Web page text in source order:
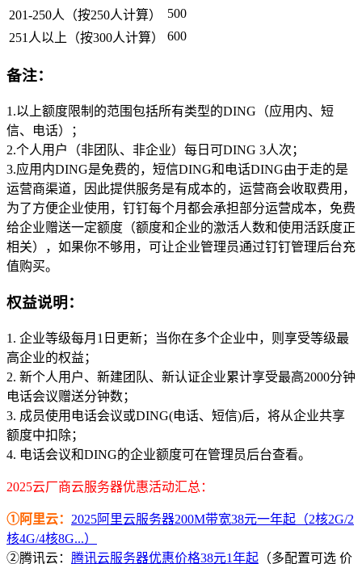
201-250人（按250人计算）
500
251人以上（按300人计算）
600
备注：
1.以上额度限制的范围包括所有类型的DING（应用内、短
信、电话）；
2.个人用户（非团队、非企业）每日可DING 3人次；
3.应用内DING是免费的，短信DING和电话DING由于走的是
运营商渠道，因此提供服务是有成本的，运营商会收取费用，
为了方便企业使用，钉钉每个月都会承担部分运营成本，免费
给企业赠送一定额度（额度和企业的激活人数和使用活跃度正
相关），如果你不够用，可让企业管理员通过钉钉管理后台充
值购买。
权益说明：
1. 企业等级每月1日更新；当你在多个企业中，则享受等级最
高企业的权益；
2. 新个人用户、新建团队、新认证企业累计享受最高2000分钟
电话会议赠送分钟数；
3. 成员使用电话会议或DING(电话、短信)后，将从企业共享
额度中扣除；
4. 电话会议和DING的企业额度可在管理员后台查看。
2025云厂商云服务器优惠活动汇总：
①阿里云： 2025阿里云服务器200M带宽38元一年起（2核2G/2
核4G/4核8G...）
②腾讯云： 腾讯云服务器优惠价格38元1年起 （多配置可选 价